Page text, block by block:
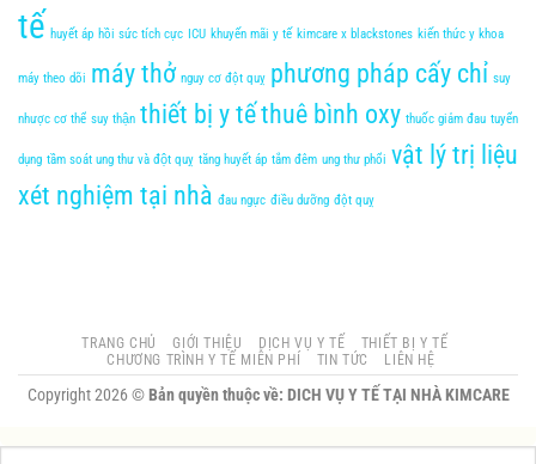
tế huyết áp hồi sức tích cực ICU khuyến mãi y tế kimcare x blackstones kiến thức y khoa
máy theo dõi máy thở nguy cơ đột quỵ phương pháp cấy chỉ suy
nhược cơ thể suy thận thiết bị y tếthuê bình oxy thuốc giảm đau tuyển
dụng tầm soát ung thư và đột quỵ tăng huyết áp tắm đêm ung thư phổi vật lý trị liệu
xét nghiệm tại nhà đau ngực điều dưỡng đột quỵ
TRANG CHỦ GIỚI THIỆU DỊCH VỤ Y TẾ
THIẾT BỊ Y TẾ
CHƯƠNG TRÌNH Y TẾ MIỄN PHÍ
TIN TỨC LIÊN HỆ
Copyright 2026 ©Bản quyền thuộc về: DICH VỤ Y TẾ TẠI NHÀ KIMCARE